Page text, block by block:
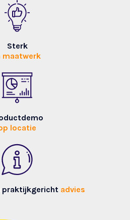
Sterk
maatwerk
locatie
praktijkgericht advies